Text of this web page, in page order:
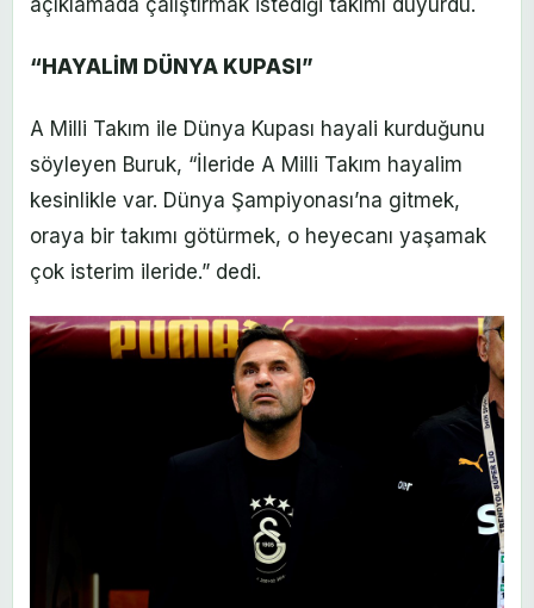
“HAYALİM DÜNYA KUPASI”
A Milli Takım ile Dünya Kupası hayali kurduğunu
söyleyen Buruk, “İleride A Milli Takım hayalim
kesinlikle var. Dünya Şampiyonası’na gitmek,
oraya bir takımı götürmek, o heyecanı yaşamak
çok isterim ileride.” dedi.